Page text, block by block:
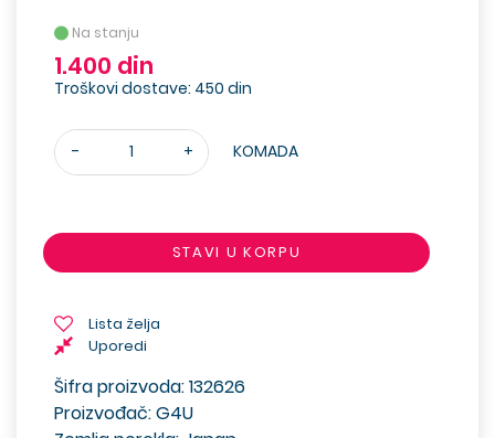
Na stanju
1.400 din
Troškovi dostave: 450 din
- + KOMADA
STAVI U KORPU
Lista želja
Uporedi
Šifra proizvoda: 132626
Proizvođač: G4U